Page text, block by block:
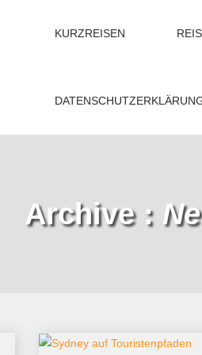
KURZREISEN
Archive :